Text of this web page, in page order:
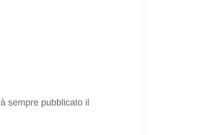
sempre pubblicato il